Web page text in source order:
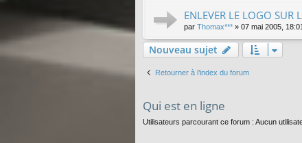
ENLEVER LE LOGO SUR
par Thomax*** » 07 mai 2005, 18:01
Nouveau sujet
Retourner à l’index du forum
Qui est en ligne
Utilisateurs parcourant ce forum : Aucun